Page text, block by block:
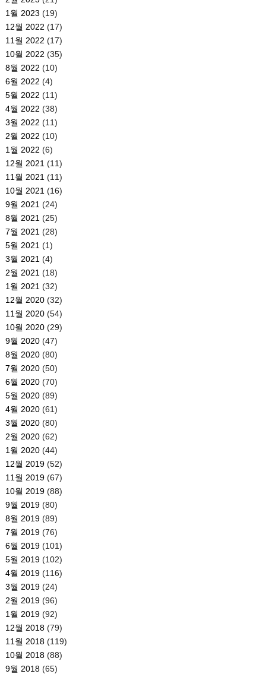
1월 2023 (19)
12월 2022 (17)
11월 2022 (17)
10월 2022 (35)
8월 2022 (10)
6월 2022 (4)
5월 2022 (11)
4월 2022 (38)
3월 2022 (11)
2월 2022 (10)
1월 2022 (6)
12월 2021 (11)
11월 2021 (11)
10월 2021 (16)
9월 2021 (24)
8월 2021 (25)
7월 2021 (28)
5월 2021 (1)
3월 2021 (4)
2월 2021 (18)
1월 2021 (32)
12월 2020(32)
11월 2020(54)
10월 2020(29)
9월 2020(47)
8월 2020(80)
7월 2020(50)
6월 2020(70)
5월 2020(89)
4월 2020(61)
3월 2020(80)
2월 2020(62)
1월 2020(44)
12월 2019(52)
11월 2019(67)
10월 2019(88)
9월 2019(80)
8월 2019(89)
7월 2019(76)
6월 2019(101)
5월 2019(102)
4월 2019(116)
3월 2019(24)
2월 2019(96)
1월 2019(92)
12월 2018(79)
11월 2018(119)
10월 2018(88)
9월 2018(65)